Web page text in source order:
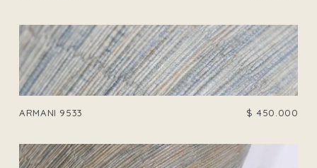
ARMANI 9533 $ 450.000